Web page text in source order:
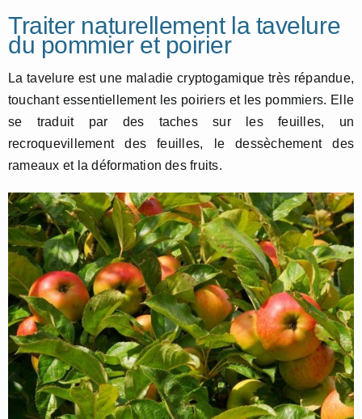
Traiter naturellement la tavelure
du pommier et poirier
La tavelure est une maladie cryptogamique très répandue,
touchant essentiellement les poiriers et les pommiers. Elle
se traduit par des taches sur les feuilles, un
recroquevillement des feuilles, le dessèchement des
rameaux et la déformation des fruits.